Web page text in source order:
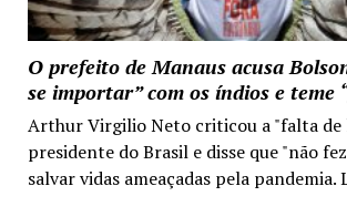
O prefeito de Manaus acusa
se importar” com os índios e teme
Arthur Virgilio Neto criticou a "falta de
presidente do Brasil e disse que "não
salvar vidas ameaçadas pela pandemia.